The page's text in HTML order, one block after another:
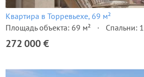
Квартира в Торревьехе, 69 м²
Площадь объекта: 69 м²
Спальни: 1
272 000 €